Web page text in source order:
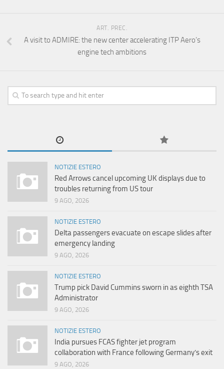
ART. PREC.
A visit to ADMIRE: the new center accelerating ITP Aero’s
engine tech ambitions
NOTIZIE ESTERO
Red Arrows cancel upcoming UK displays due to
troubles returning from US tour
9 AGO, 2026
NOTIZIE ESTERO
Delta passengers evacuate on escape slides after
emergency landing
9 AGO, 2026
NOTIZIE ESTERO
Trump pick David Cummins sworn in as eighth TSA
Administrator
9 AGO, 2026
NOTIZIE ESTERO
India pursues FCAS fighter jet program
collaboration with France following Germany’s exit
9 AGO, 2026